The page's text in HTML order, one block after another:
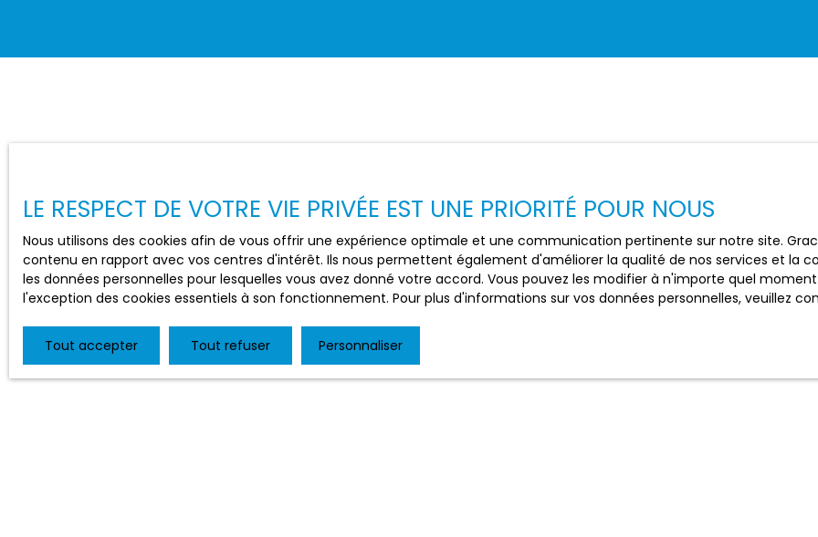
LE RESPECT DE VOTRE VIE PRIVÉE EST UNE PRIORITÉ POUR NOUS
Nous utilisons des cookies afin de vous offrir une expérience optimale et une communication pertinente sur notre site.
contenu en rapport avec vos centres d'intérêt. Ils nous permettent également d'améliorer la qualité de nos services et la
les données personnelles pour lesquelles vous avez donné votre accord. Vous pouvez les modifier à n'importe quel
l'exception des cookies essentiels à son fonctionnement. Pour plus d'informations sur vos données personnelles, veuillez
Tout accepter Tout refuser Personnaliser